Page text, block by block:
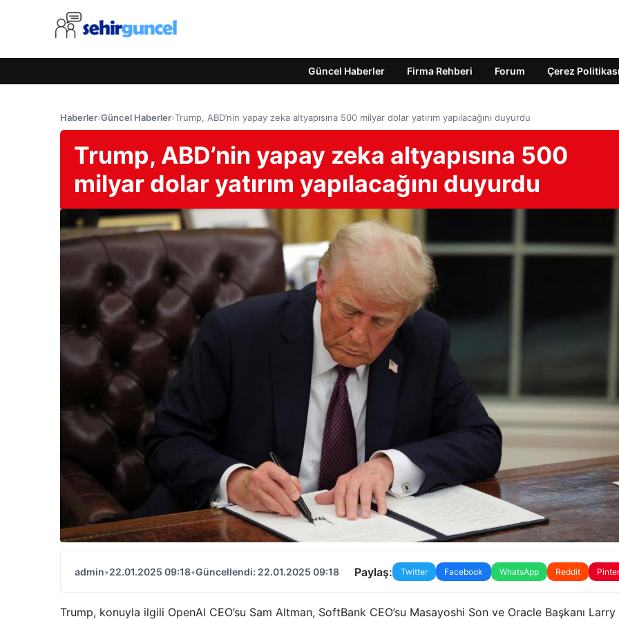
Güncel Haberler Firma Rehberi Forum Çerez Politikası
Haberler›Güncel Haberler›Trump, ABD’nin yapay zeka altyapısına 500 milyar dolar yatırım yapılacağını duyurdu
Trump, ABD’nin yapay zeka altyapısına 500
milyar dolar yatırım yapılacağını duyurdu
admin•22.01.2025 09:18•Güncellendi: 22.01.2025 09:18 Paylaş: Twitter Facebook WhatsApp Reddit
Trump, konuyla ilgili OpenAI CEO’su Sam Altman, SoftBank CEO’su Masayoshi Son ve Oracle Başkanı Larry